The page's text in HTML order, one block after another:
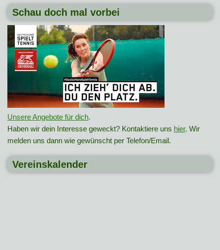
Schau doch mal vorbei
Unsere Angebote für dich.
Haben wir dein Interesse geweckt? Kontaktiere uns hier. Wir
melden uns dann wie gewünscht per Telefon/Email.
Vereinskalender